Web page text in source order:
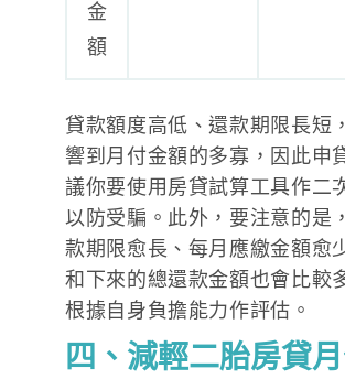
金
額
貸款額度高低、還款期限長短
響到月付金額的多寡，因此申
議你要使用房貸試算工具作二
以防受騙。此外，要注意的是
款期限愈長、每月應繳金額愈
和下來的總還款金額也會比較
根據自身負擔能力作評估。
四、減輕二胎房貸